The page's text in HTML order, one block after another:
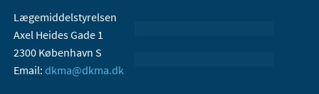
Lægemiddelstyrelsen
Axel Heides Gade 1
2300 København S
Email: dkma@dkma.dk